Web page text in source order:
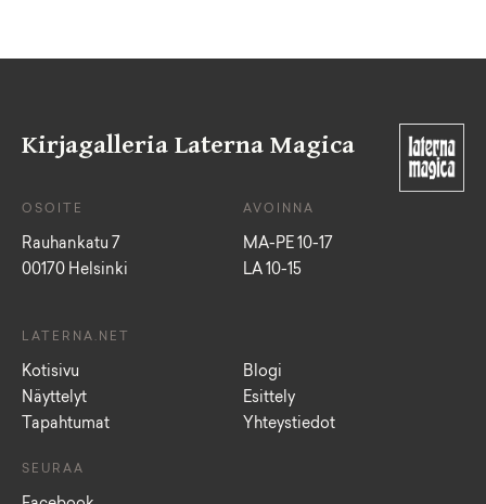
Kirjagalleria Laterna Magica
OSOITE
Rauhankatu 7
00170 Helsinki
AVOINNA
MA-PE 10-17
LA 10-15
LATERNA.NET
Kotisivu
Näyttelyt
Tapahtumat
Blogi
Esittely
Yhteystiedot
SEURAA